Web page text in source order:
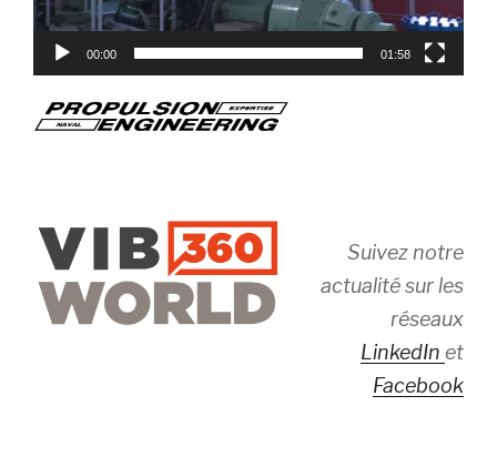
00:00 01:58
Suivez notre
actualité sur les
réseaux
LinkedIn et
Facebook